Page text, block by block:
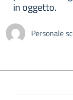
in oggetto.
Personale